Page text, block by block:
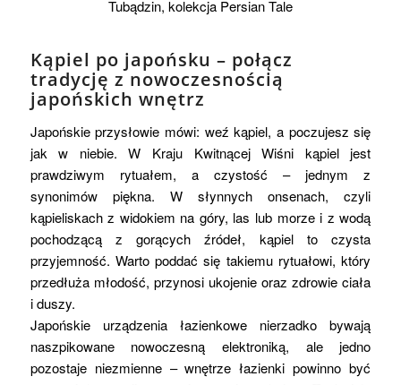
Tubądzin, kolekcja Persian Tale
Kąpiel po japońsku – połącz
tradycję z nowoczesnością
japońskich wnętrz
Japońskie przysłowie mówi: weź kąpiel, a poczujesz się
jak w niebie. W Kraju Kwitnącej Wiśni kąpiel jest
prawdziwym rytuałem, a czystość – jednym z
synonimów piękna. W słynnych onsenach, czyli
kąpieliskach z widokiem na góry, las lub morze i z wodą
pochodzącą z gorących źródeł, kąpiel to czysta
przyjemność. Warto poddać się takiemu rytuałowi, który
przedłuża młodość, przynosi ukojenie oraz zdrowie ciała
i duszy.
Japońskie urządzenia łazienkowe nierzadko bywają
naszpikowane nowoczesną elektroniką, ale jedno
pozostaje niezmienne – wnętrze łazienki powinno być